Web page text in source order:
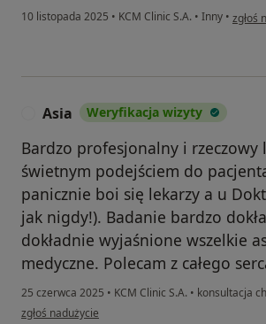
10 listopada 2025 • KCM Clinic S.A. • Inny • w
zgłoś
Asia Weryfikacja wizyty
Bardzo profesjonalny i rzeczowy
świetnym podejściem do
panicznie boi się lekarzy a u
jak nigdy!). Badanie bardzo
dokładnie wyjaśnione wszelkie
medyczne. Polecam z całego
25 czerwca 2025 • KCM Clinic S.A. • konsultacja
w opinii użytkownika Asia
zgłoś nadużycie